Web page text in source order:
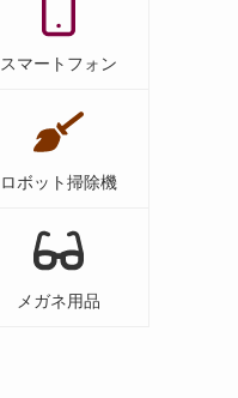
スマートフォン
ロボット掃除機
メガネ用品